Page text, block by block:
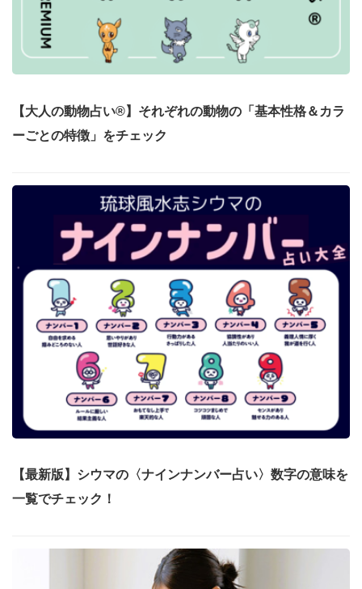
【大人の動物占い®】それぞれの動物の「基本性格＆カラ
ーごとの特徴」をチェック
【最新版】シウマの〈ナインナンバー占い〉数字の意味を
一覧でチェック！